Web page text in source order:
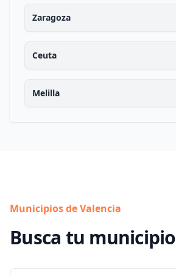
Zaragoza
Ceuta
Melilla
Municipios de Valencia
Busca tu municipio